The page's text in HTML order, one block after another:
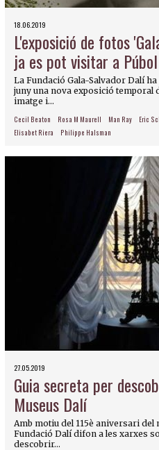
18.06.2019
L'exposició de fotos
ja es pot visitar a Púbol
La Fundació Gala-Salvador Dalí
juny una nova exposició temporal
imatge i...
Cecil Beaton Rosa M Maurell Man Ray Eric
Elisabet Riera
Philippe Halsman
27.05.2019
Guia secreta per
Museus Dalí
Amb motiu del 115è aniversari del
Fundació Dalí difon a les xarxes
descobrir...